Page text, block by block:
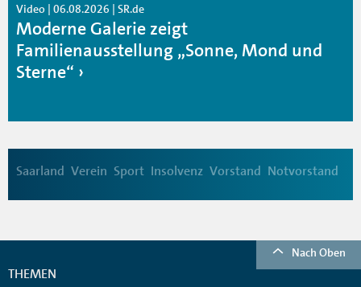
Video | 06.08.2026 | SR.de
Moderne Galerie zeigt
Familienausstellung „Sonne, Mond und
Sterne“
Saarland Verein Sport Insolvenz Vorstand Notvorstand
Nach Oben
THEMEN